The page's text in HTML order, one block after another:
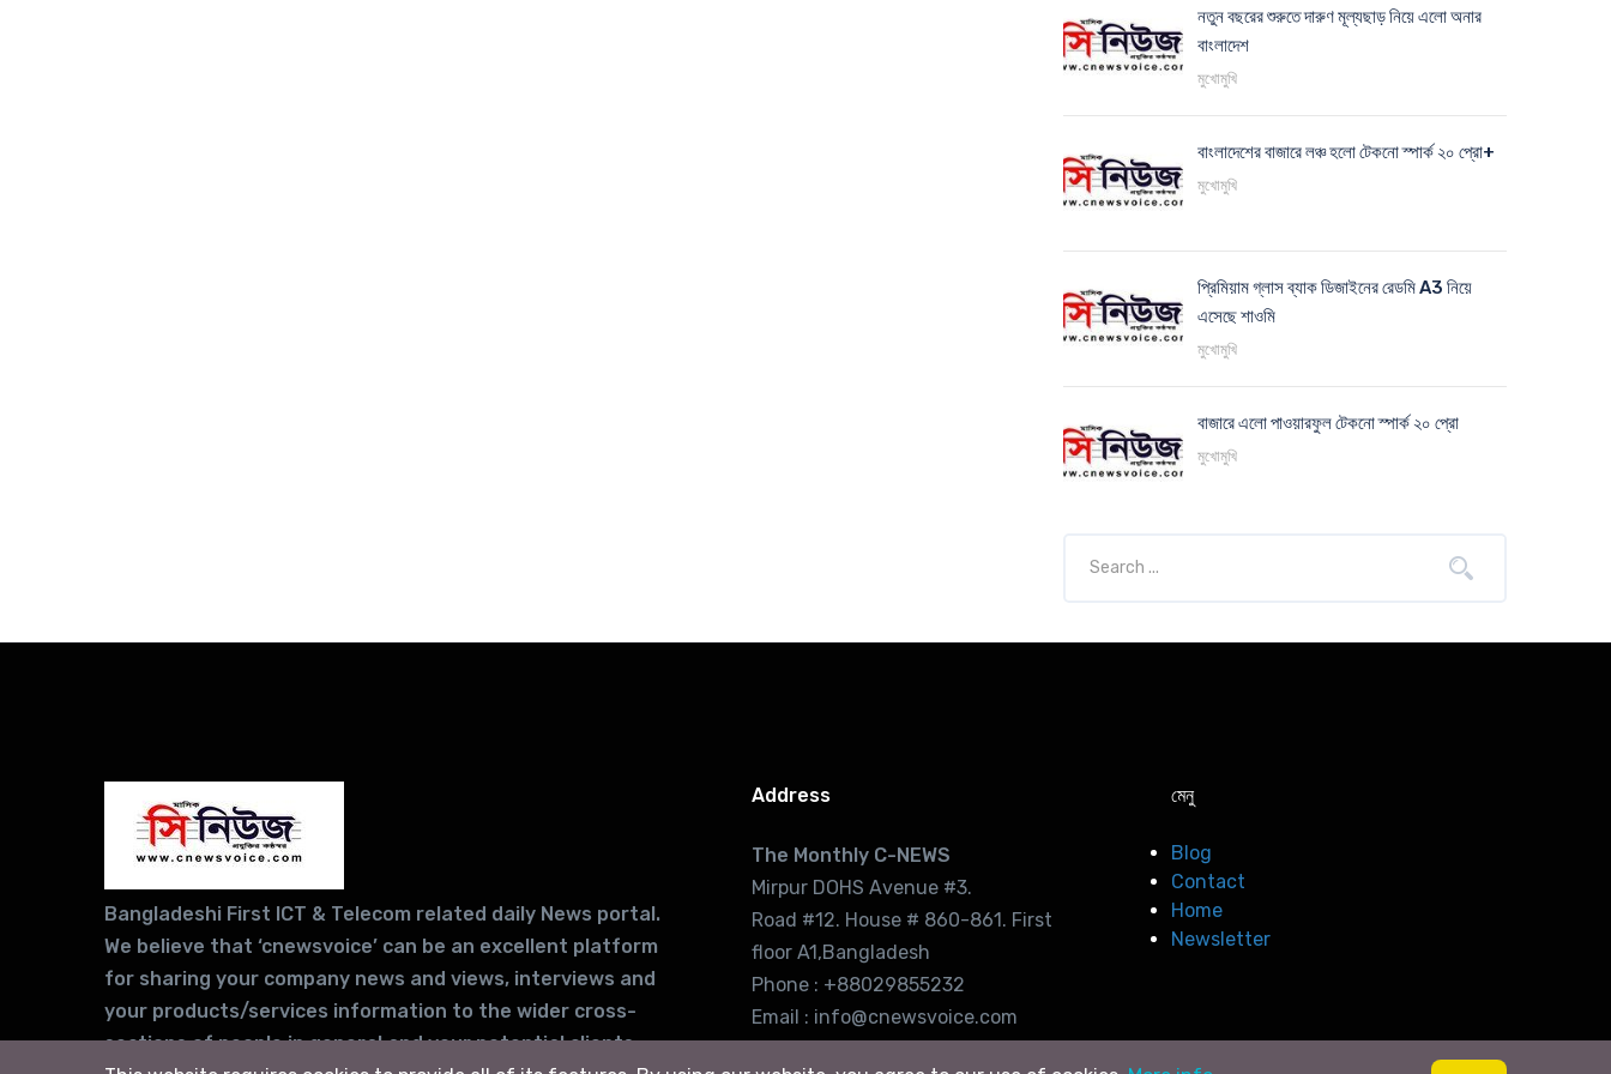
নতুন বছরের শুরুতে দারুণ মূল্যছাড় নিয়ে এলো অনার
বাংলাদেশ
মুখোমুখি
বাংলাদেশের বাজারে লঞ্চ হলো টেকনো স্পার্ক ২০ প্রো+
মুখোমুখি
প্রিমিয়াম গ্লাস ব্যাক ডিজাইনের রেডমি A3 নিয়ে
এসেছে শাওমি
মুখোমুখি
বাজারে এলো পাওয়ারফুল টেকনো স্পার্ক ২০ প্রো
মুখোমুখি
Bangladeshi First ICT & Telecom related daily News portal.
We believe that ‘cnewsvoice’ can be an excellent platform
for sharing your company news and views, interviews and
your products/services information to the wider cross-
sections of people in general and your potential clients
Address
The Monthly C-NEWS
Mirpur DOHS Avenue #3.
Road #12. House # 860-861. First
floor A1,Bangladesh
Phone : +88029855232
Email : info@cnewsvoice.com
মেনু
Blog
Contact
Home
Newsletter